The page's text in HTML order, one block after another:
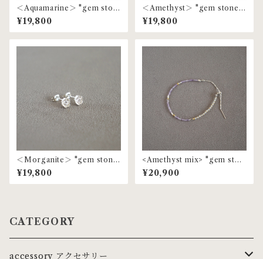
＜Aquamarine＞ "gem ston
e" flower pierce | MP-71
¥19,800
＜Amethyst＞ "gem stone"
flower pierce | MP-71
¥19,800
＜Morganite＞ "gem ston
e" flower pierce | MP-71
¥19,800
<Amethyst mix> "gem ston
e" beaded bracelet | MBL-
38
¥20,900
CATEGORY
accessory アクセサリー